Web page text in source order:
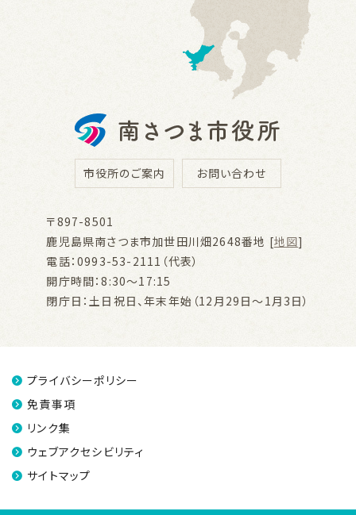
市役所のご案内 お問い合わせ
〒897-8501
鹿児島県南さつま市加世田川畑2648番地 [地図]
電話：0993-53-2111（代表）
開庁時間：8:30～17:15
閉庁日：土日祝日、年末年始（12月29日～1月3日）
プライバシーポリシー
免責事項
リンク集
ウェブアクセシビリティ
サイトマップ